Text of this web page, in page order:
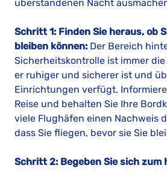
überstandenen Nacht
Schritt 1: Finden Sie heraus, ob
bleiben können: Der Bereich
Sicherheitskontrolle ist immer die
er ruhiger und sicherer ist und
Einrichtungen verfügt.
Reise und behalten Sie Ihre
viele Flughäfen einen Nachweis
dass Sie fliegen, bevor sie Sie
Schritt 2: Begeben Sie sich zum